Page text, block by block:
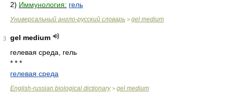
2) Иммунология: гель
Универсальный англо-русский словарь > gel medium
3
gel medium
гелевая среда, гель
* * *
гелевая среда
English-russian biological dictionary> gel medium